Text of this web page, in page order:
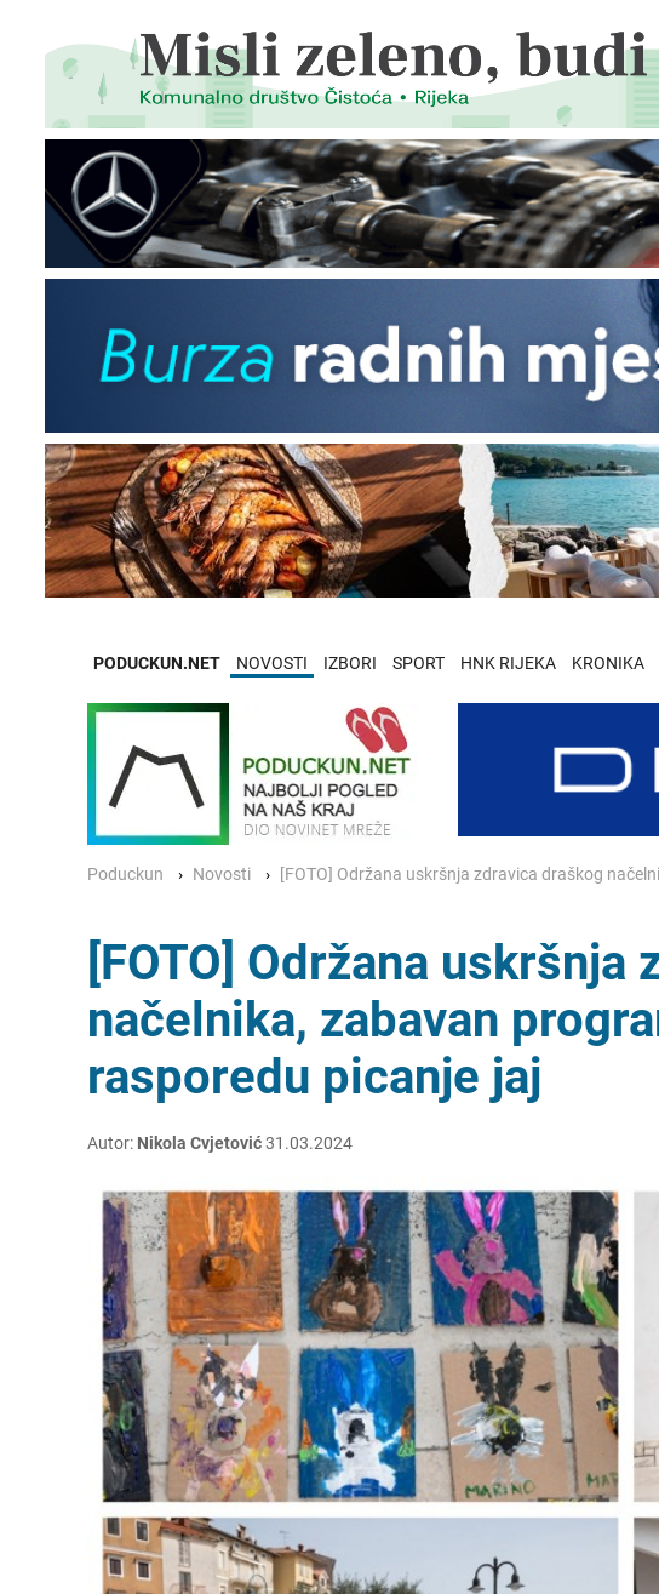
PODUCKUN.NET NOVOSTI IZBORI SPORT HNK RIJEKA KRONIKA
Poduckun Novosti [FOTO] Održana uskršnja zdravica draškog
[FOTO] Održana uskršnja
načelnika, zabavan
rasporedu picanje jaj
Autor: Nikola Cvjetović31.03.2024